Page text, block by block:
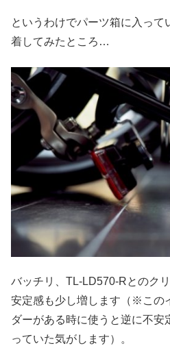
というわけでパーツ箱に入って
着してみたところ…
バッチリ、TL-LD570-Rとのク
安定感も少し増します（※この
ダーがある時に使うと逆に不安
っていた気がします）。